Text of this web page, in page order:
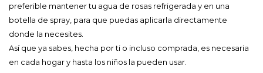
preferible mantener tu agua de rosas refrigerada y en una
botella de spray, para que puedas aplicarla directamente
donde la necesites.
Así que ya sabes, hecha por ti o incluso comprada, es necesaria
en cada hogar y hasta los niños la pueden usar.